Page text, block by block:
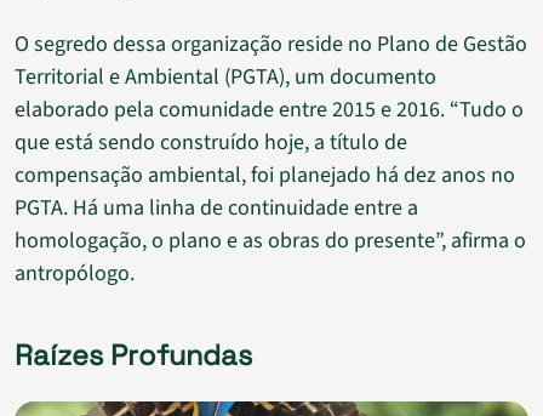
O segredo dessa organização reside no Plano de Gestão
Territorial e Ambiental (PGTA), um documento
elaborado pela comunidade entre 2015 e 2016. “Tudo o
que está sendo construído hoje, a título de
compensação ambiental, foi planejado há dez anos no
PGTA. Há uma linha de continuidade entre a
homologação, o plano e as obras do presente”, afirma o
antropólogo.
Raízes Profundas